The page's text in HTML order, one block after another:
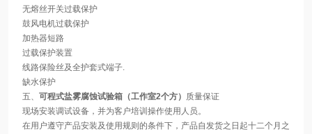
无熔丝开关过载保护
鼓风电机过载保护
加热器短路
过载保护装置
线路保险丝及全护套式端子.
缺水保护
五、 可程式盐雾腐蚀试验箱（工作室2个方） 质量保证
现场安装调试设备，并为客户培训操作使用人员。
在用户遵守产品安装及使用规则的条件下，产品自发货之日起十二个月之